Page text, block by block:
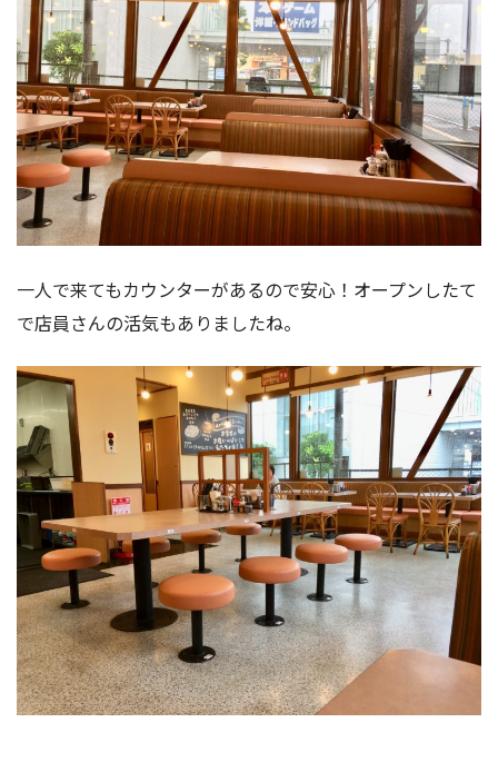
一人で来てもカウンターがあるので安心！オープンしたて
で店員さんの活気もありましたね。